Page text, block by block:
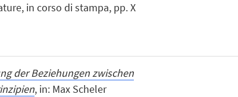
in corso di stampa, pp. X
der Beziehungen zwischen
, in: Max Scheler